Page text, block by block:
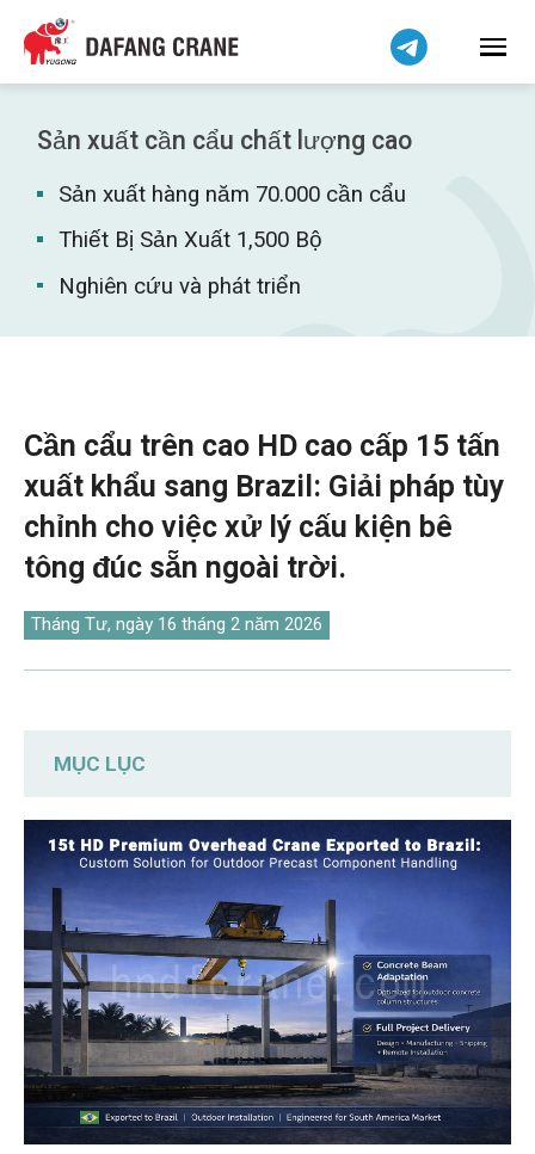
Sản xuất cần cẩu chất lượng cao
Sản xuất hàng năm 70.000 cần cẩu
Thiết Bị Sản Xuất 1,500 Bộ
Nghiên cứu và phát triển
Cần cẩu trên cao HD cao cấp 15 tấn
xuất khẩu sang Brazil: Giải pháp tùy
chỉnh cho việc xử lý cấu kiện bê
tông đúc sẵn ngoài trời.
Tháng Tư, ngày 16 tháng 2 năm 2026
MỤC LỤC
3 Khó khăn chính trong việc tìm nguồn
cung ứng từ Brazil
Giải pháp cần cẩu trên cao HD cao cấp tùy
chỉnh cho khách hàng Brazil do
DAFANFCRANE cung cấp.
Cần cẩu trên cao HD Premium: Được thiết kế
chính xác cho dầm cầu bê tông.
Kiểm soát chất lượng nghiêm ngặt và chu kỳ
हिन्दी
Bahasa Indonesia
Bahasa Melayu
简体中文
فارسی
Pilipino
اردو
Kiswahili
Dansk
Norsk
O‘zbekcha